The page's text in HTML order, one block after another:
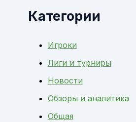
Категории
Игроки
Лиги и турниры
Новости
Обзоры и аналитика
Общая